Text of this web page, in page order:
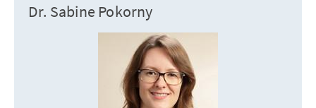
Dr. Sabine Pokorny